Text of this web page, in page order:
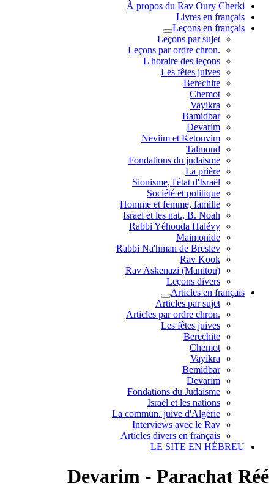
À propos du Rav Oury Cherki
Livres en français
Leçons en français
Leçons par sujet
.Leçons par ordre chron
L'horaire des leçons
Les fêtes juives
Berechite
Chemot
Vayikra
Bamidbar
Devarim
Neviim et Ketouvim
Talmoud
Fondations du judaisme
La prière
Sionisme, l'état d'Israël
Société et politique
Homme et femme, famille
Israel et les nat., B. Noah
Rabbi Yéhouda Halévy
Maimonide
Rabbi Na'hman de Breslev
Rav Kook
(Rav Askenazi (Manitou
Leçons divers
Articles en français
Articles par sujet
.Articles par ordre chron
Les fêtes juives
Berechite
Chemot
Vayikra
Bemidbar
Devarim
Fondations du Judaisme
Israël et les nations
La commun. juive d'Algérie
Interviews avec le Rav
Articles divers en français
LE SITE EN HÉBREU
Devarim - Parachat Réé